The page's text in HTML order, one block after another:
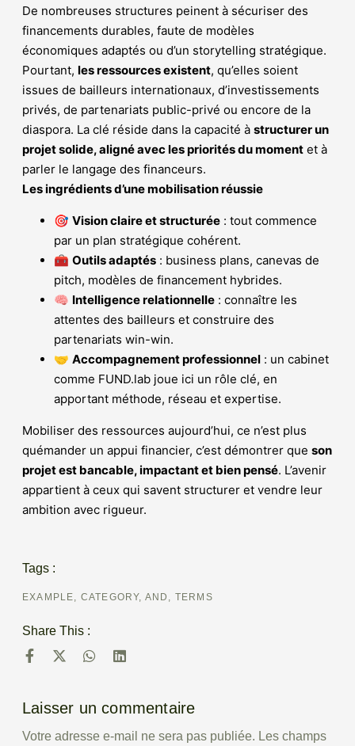
De nombreuses structures peinent à sécuriser des
financements durables, faute de modèles
économiques adaptés ou d’un storytelling stratégique.
Pourtant, les ressources existent, qu’elles soient
issues de bailleurs internationaux, d’investissements
privés, de partenariats public-privé ou encore de la
diaspora. La clé réside dans la capacité à structurer un
projet solide, aligné avec les priorités du moment et à
parler le langage des financeurs.
Les ingrédients d’une mobilisation réussie
🎯 Vision claire et structurée : tout commence
par un plan stratégique cohérent.
🧰 Outils adaptés : business plans, canevas de
pitch, modèles de financement hybrides.
🧠 Intelligence relationnelle : connaître les
attentes des bailleurs et construire des
partenariats win-win.
🤝 Accompagnement professionnel : un cabinet
comme FUND.lab joue ici un rôle clé, en
apportant méthode, réseau et expertise.
Mobiliser des ressources aujourd’hui, ce n’est plus
quémander un appui financier, c’est démontrer que son
projet est bancable, impactant et bien pensé. L’avenir
appartient à ceux qui savent structurer et vendre leur
ambition avec rigueur.
Tags :
EXAMPLE, CATEGORY, AND, TERMS
Share This :
Laisser un commentaire
Votre adresse e-mail ne sera pas publiée. Les champs